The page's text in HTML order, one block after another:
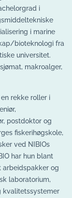
i
i marine
bioteknologi fra
universitet.
makroalger,
rekke roller i
postdoktor og
fiskerihøgskole,
ved NIBIOs
har hun blant
arbeidspakker og
laboratorium,
kvalitetssystemer